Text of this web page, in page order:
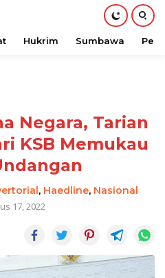
Hukrim Sumbawa
Negara, Tarian
KSB Memukau
, Haedline, Nasional
17, 2022